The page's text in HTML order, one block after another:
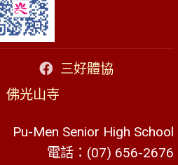
三好體協
佛光山寺
Pu-Men Senior High School
電話：(07) 656-2676